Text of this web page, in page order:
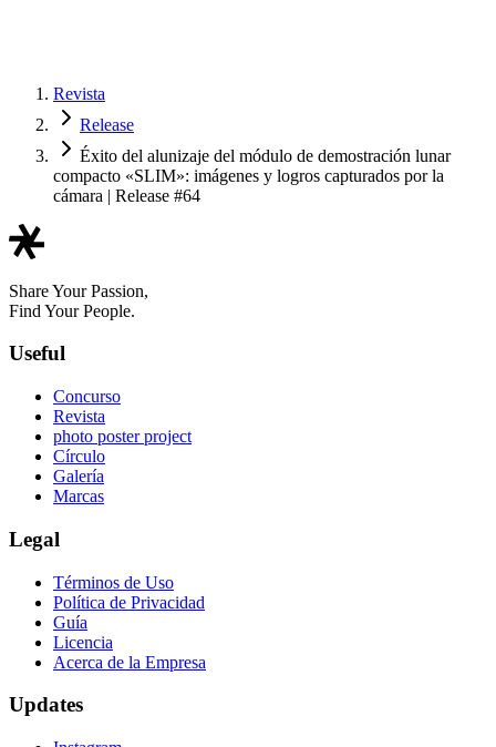
Revista
Release
Éxito del alunizaje del módulo de demostración lunar
compacto «SLIM»: imágenes y logros capturados por la
cámara | Release #64
Share Your Passion,
Find Your People.
Useful
Concurso
Revista
photo poster project
Círculo
Galería
Marcas
Legal
Términos de Uso
Política de Privacidad
Guía
Licencia
Acerca de la Empresa
Updates